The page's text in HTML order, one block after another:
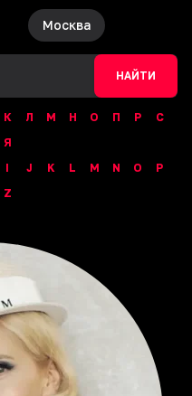
Москва
НАЙТИ
К Л М Н О П Р
С
Я
I J K L M N O
P
Z